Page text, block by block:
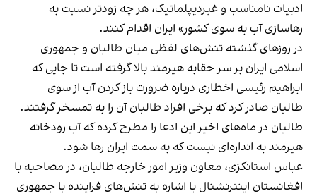
ادبیات نامناسب و غیردیپلماتیک، هر چه زودتر نسبت به
رهاسازی آب به سوی کشور» ایران اقدام کنند.
در روزهای گذشته تنش‌های لفظی میان طالبان و جمهوری
اسلامی ایران بر سر حقابه هیرمند بالا گرفته است تا جایی که
ابراهیم رئیسی اخطاری درباره ضرورت باز کردن آب از سوی
طالبان صادر کرد که برخی افراد طالبان آن را به تمسخر گرفتند.
طالبان در ماه‌های اخیر این ادعا را مطرح کرده که آب رودخانه
هیرمند به اندازه‌ای نیست که به سمت ایران رها شود.
عباس استانکزی، معاون وزیر امور خارجه طالبان، در مصاحبه با
افغانستان اینترنشنال با اشاره به تنش‌های فراینده با جمهوری